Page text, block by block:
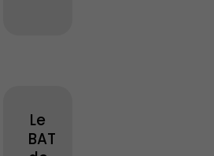
Le
BAT